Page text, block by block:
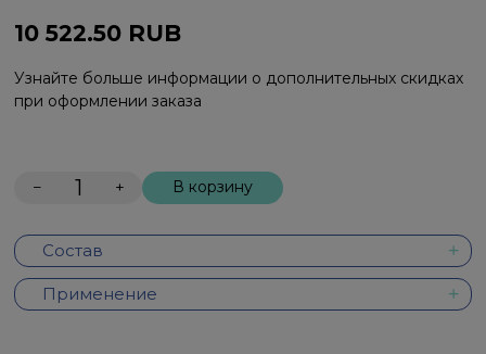
10 522.50 RUB
Узнайте больше информации о дополнительных скидках
при оформлении заказа
− + В корзину
Состав
Применение